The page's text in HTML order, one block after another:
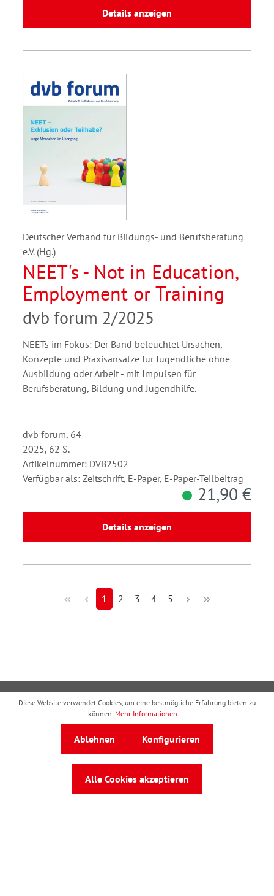
Details anzeigen
Deutscher Verband für Bildungs- und Berufsberatung
e.V. (Hg.)
NEET's - Not in Education,
Employment or Training
dvb forum 2/2025
NEETs im Fokus: Der Band beleuchtet Ursachen,
Konzepte und Praxisansätze für Jugendliche ohne
Ausbildung oder Arbeit - mit Impulsen für
Berufsberatung, Bildung und Jugendhilfe.
dvb forum, 64
2025, 62 S.
Artikelnummer: DVB2502
Verfügbar als: Zeitschrift, E-Paper, E-Paper-Teilbeitrag
21,90 €
Details anzeigen
1 2 3 4 5
Kontakt
Ressourcen
Kooperationen
Diese Website verwendet Cookies, um eine bestmögliche Erfahrung bieten zu
können. Mehr Informationen ...
Ablehnen Konfigurieren
Alle Cookies akzeptieren